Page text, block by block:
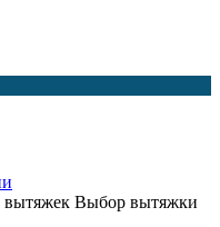
вытяжек Выбор вытяжки